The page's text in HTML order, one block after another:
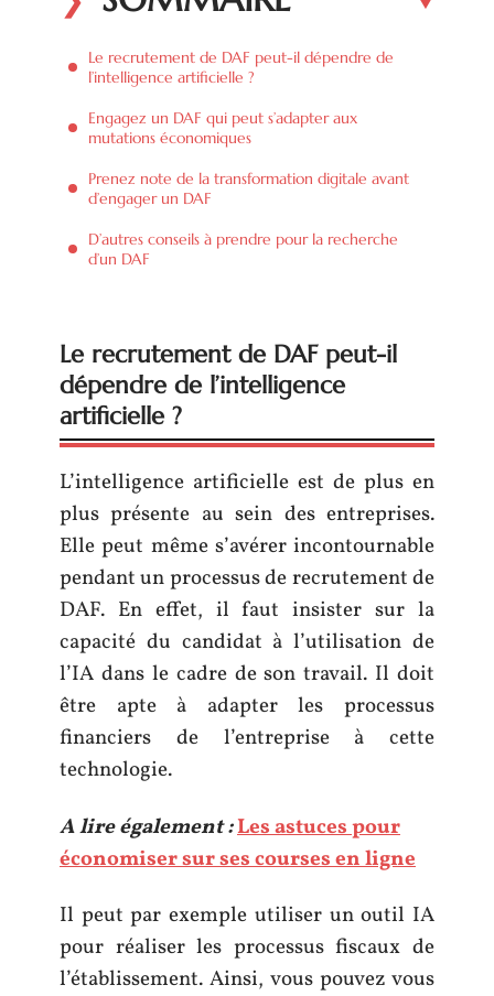
Le recrutement de DAF peut-il dépendre de
l’intelligence artificielle ?
Engagez un DAF qui peut s’adapter aux
mutations économiques
Prenez note de la transformation digitale avant
d’engager un DAF
D’autres conseils à prendre pour la recherche
d’un DAF
Le recrutement de DAF peut-il
dépendre de l’intelligence
artificielle ?
L’intelligence artificielle est de plus en
plus présente au sein des entreprises.
Elle peut même s’avérer incontournable
pendant un processus de recrutement de
DAF. En effet, il faut insister sur la
capacité du candidat à l’utilisation de
l’IA dans le cadre de son travail. Il doit
être apte à adapter les processus
financiers de l’entreprise à cette
technologie.
A lire également :Les astuces pour
économiser sur ses courses en ligne
Il peut par exemple utiliser un outil IA
pour réaliser les processus fiscaux de
l’établissement. Ainsi, vous pouvez vous